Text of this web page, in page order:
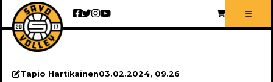
Siirry sisältöön
Tapio Hartikainen03.02.2024, 09.26